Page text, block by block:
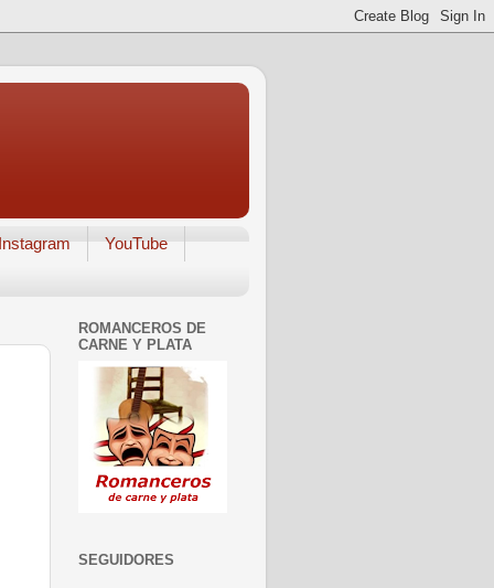
Instagram
YouTube
ROMANCEROS DE
CARNE Y PLATA
SEGUIDORES